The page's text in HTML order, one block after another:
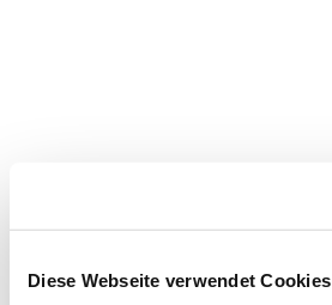
Diese Webseite verwendet Cookies